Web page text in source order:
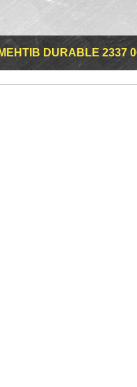
DURABLE 2337